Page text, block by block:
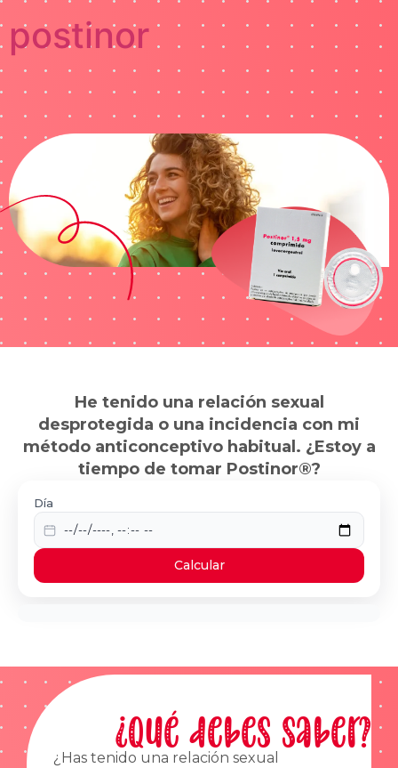
postinor
He tenido una relación sexual
desprotegida o una incidencia con mi
método anticonceptivo habitual. ¿Estoy a
tiempo de tomar Postinor®?
Día
Calcular
¿Qué debes saber?
¿Has tenido una relación sexual